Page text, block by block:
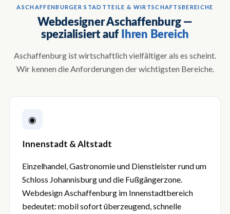
ASCHAFFENBURGER STADTTEILE & WIRTSCHAFTSBEREICHE
Webdesigner Aschaffenburg —
spezialisiert auf
Ihren Bereich
Aschaffenburg ist wirtschaftlich vielfältiger als es scheint.
Wir kennen die Anforderungen der wichtigsten Bereiche.
◉
Innenstadt & Altstadt
Einzelhandel, Gastronomie und Dienstleister rund um
Schloss Johannisburg und die Fußgängerzone.
Webdesign Aschaffenburg im Innenstadtbereich
bedeutet: mobil sofort überzeugend, schnelle